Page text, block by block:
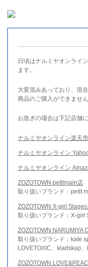
日頃はナルミヤオンライ
ます。
大変混みあっており、現
商品のご購入ができません
お急ぎの場合は下記店舗
ナルミヤオンライン楽天
ナルミヤオンライン
ナルミヤオンライン
ZOZOTOWN petitmain店
取り扱いブランド：petit
ZOZOTOWN X-girl
取り扱いブランド：X-girl
ZOZOTOWN NARUMIYA
取り扱いブランド：kate
LOVETOXIC、kladskap
ZOZOTOWN